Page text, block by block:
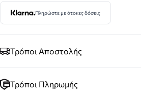
Πληρώστε με άτοκες δόσεις
Τρόποι Αποστολής
Τρόποι Πληρωμής